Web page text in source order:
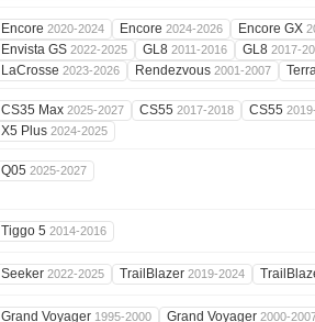
Encore 2020-2024 Encore 2024-2026 Encore GX
Envista GS 2022-2025 GL8 2011-2016 GL8 2017-
LaCrosse 2023-2026 Rendezvous 2001-2007
CS35 Max 2025-2027 CS55 2017-2018 CS55
X5 Plus 2024-2025
Q05 2025-2027
Tiggo 5 2014-2016
Seeker 2022-2025 TrailBlazer 2019-2024
Grand Voyager 1995-2000 Grand Voyager 2000-